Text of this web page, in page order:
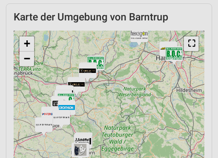
Karte der Umgebung von Barntrup
⛶
+
−